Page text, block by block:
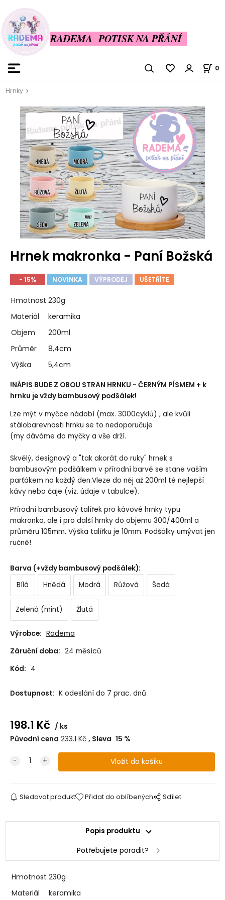
RADEMA POTISK NA PŘÁNÍ
0
Hrnky
Hrnek makronka - Paní Božská
- 15% NOVINKA VÝPRODEJ UŠETŘÍTE
Hmotnost 230g
Materiál
keramika
Objem
200ml
Průměr
8,4cm
Výška
5,4cm
!NÁPIS BUDE Z OBOU STRAN HRNKU - ČERNÝM PÍSMEM + k
hrnku je vždy bambusový podšálek!
Lze mýt v myčce nádobí (max. 3000cyklů) , ale kvůli
stálobarevnosti hrnku se to nedoporučuje
(my dáváme do myčky a vše drží.
Skvělý, designový a "tak akorát do ruky" hrnek s
bambusovým podšálkem v přírodní barvě se stane vaším
parťákem na každý den.Vleze do něj až 200ml té nejlepší
kávy nebo čaje (viz. údaje v tabulce).
Přírodní bambusový talířek pro kávové hrnky typu
makronka, ale i pro další hrnky do objemu 300/400ml a
průměru 105mm. Výška talířku je 10mm. Podšálky umývat jen
ručně!
Barva (+vždy bambusový podšálek):
Bílá
Hnědá Modrá Růžová Šedá
Zelená (mint) Žlutá
Výrobce: Radema
Záruční doba: 24 měsíců
Kód: 4
Dostupnost: K odeslání do 7 prac. dnů
198.1 Kč
ks
Původní cena 233.1Kč Sleva 15 %
Sledovat produkt Přidat do oblíbených Sdílet
Popis produktu
Potřebujete poradit?
Hmotnost 230g
Materiál
keramika